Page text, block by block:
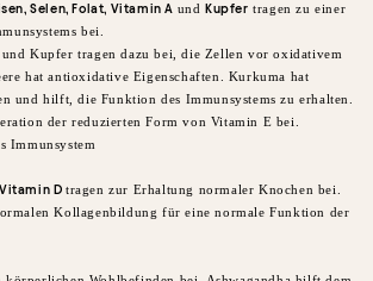
Selen, Folat, Vitamin A undKupfer tragen zu einer
bei.
Kupfer tragen dazu bei, die Zellen vor oxidativem
hat antioxidative Eigenschaften. Kurkuma hat
und hilft, die Funktion des Immunsystems zu erhalten.
der reduzierten Form von Vitamin E bei.
Immunsystem
Vitamin D tragen zur Erhaltung normaler Knochen bei.
Kollagenbildung für eine normale Funktion der